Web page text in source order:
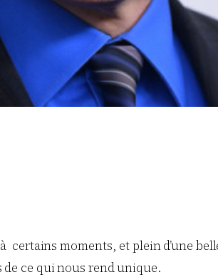
certains moments, et plein d’une
de ce qui nous rend unique.